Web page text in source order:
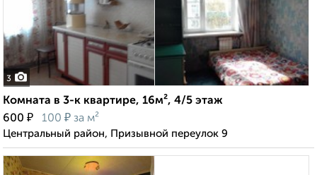
3
Комната в 3-к квартире, 16м², 4/5 этаж
600 ₽ 100 ₽ за м²
Центральный район, Призывной переулок 9